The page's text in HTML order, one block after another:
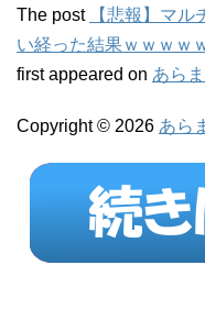
The post
【悲報】マ
い経った結果ｗｗｗｗ
first appeared on あら
Copyright © 2026 あら